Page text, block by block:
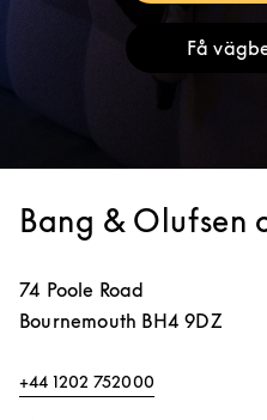
Få
Bang & Olufsen
74 Poole Road
Bournemouth BH4 9DZ
+44 1202 752000